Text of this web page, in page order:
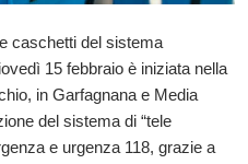
caschetti del sistema
15 febbraio è iniziata nella
in Garfagnana e Media
del sistema di “tele
e urgenza 118, grazie a